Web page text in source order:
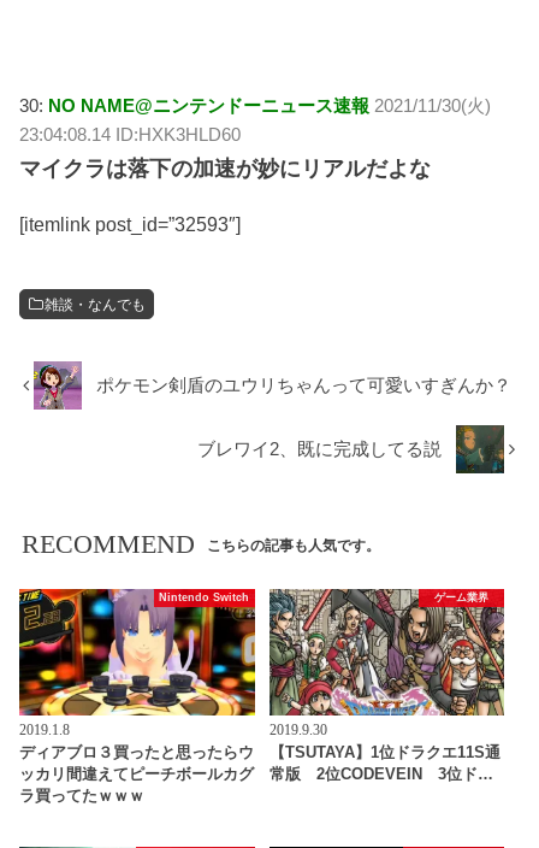
30: NO NAME@ニンテンドーニュース速報 2021/11/30(火)
23:04:08.14 ID:HXK3HLD60
マイクラは落下の加速が妙にリアルだよな
[itemlink post_id=”32593″]
雑談・なんでも
ポケモン剣盾のユウリちゃんって可愛いすぎんか？
ブレワイ2、既に完成してる説
RECOMMEND こちらの記事も人気です。
Nintendo Switch
2019.1.8
ディアブロ３買ったと思ったらウ
ッカリ間違えてピーチボールカグ
ラ買ってたｗｗｗ
ゲーム業界
2019.9.30
【TSUTAYA】1位ドラクエ11S通
常版 2位CODEVEIN 3位ド…